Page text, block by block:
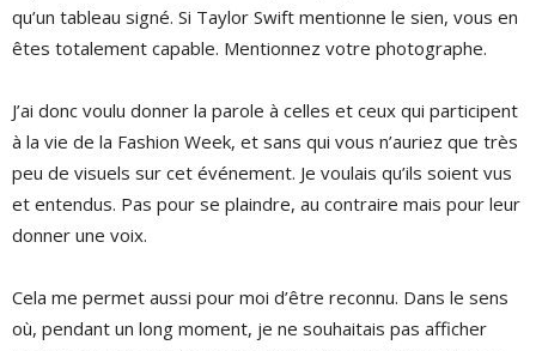
qu’un tableau signé. Si Taylor Swift mentionne le sien, vous en
êtes totalement capable. Mentionnez votre photographe.
J’ai donc voulu donner la parole à celles et ceux qui participent
à la vie de la Fashion Week, et sans qui vous n’auriez que très
peu de visuels sur cet événement. Je voulais qu’ils soient vus
et entendus. Pas pour se plaindre, au contraire mais pour leur
donner une voix.
Cela me permet aussi pour moi d’être reconnu. Dans le sens
où, pendant un long moment, je ne souhaitais pas afficher